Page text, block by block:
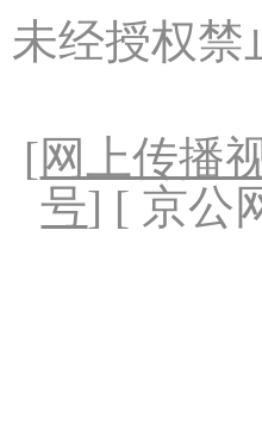
未经授权禁
[网上传播
号] [ 京公